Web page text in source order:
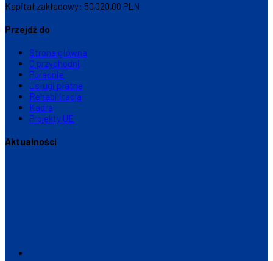
Kapitał zakładowy: 50.020,00 PLN
Przejdź do
Strona główna
O przychodni
Poradnie
Usługi płatne
Rehabilitacja
Kadra
Projekty UE
Aktualności